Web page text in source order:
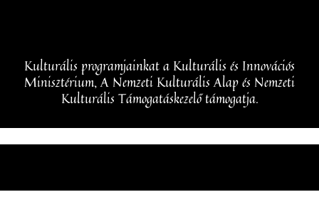
Kulturális programjainkat a Kulturális és Innovációs
Minisztérium, A Nemzeti Kulturális Alap és Nemzeti
Kulturális Támogatáskezelő támogatja.